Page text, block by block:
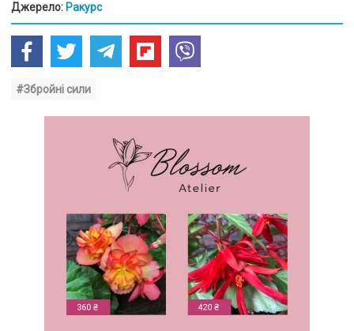
Джерело: Ракурс
#Збройні сили